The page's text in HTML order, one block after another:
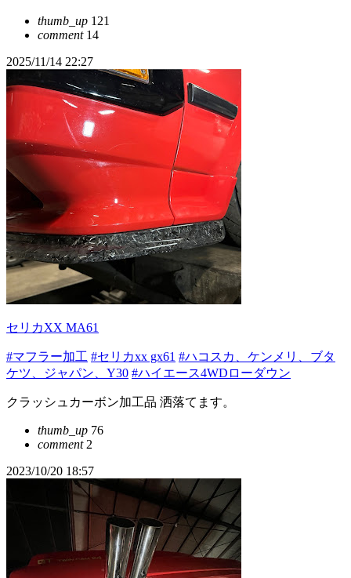
thumb_up 121
comment14
2025/11/14 22:27
セリカXX MA61
#マフラー加工 #セリカxx gx61 #ハコスカ、ケンメリ、ブタ
ケツ、ジャパン、Y30 #ハイエース4WDローダウン
クラッシュカーボン加工品 洒落てます。
thumb_up 76
comment2
2023/10/20 18:57